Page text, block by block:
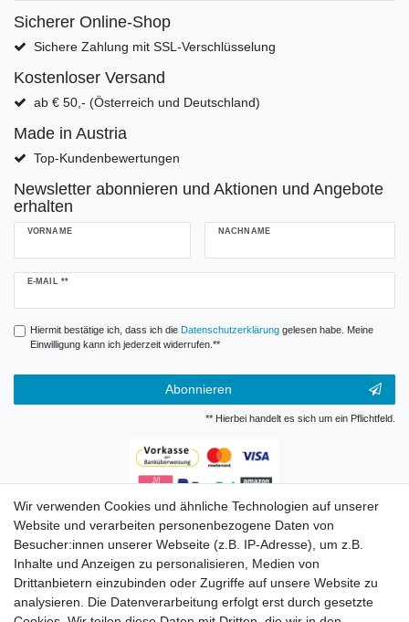
Sicherer Online-Shop
Sichere Zahlung mit SSL-Verschlüsselung
Kostenloser Versand
ab € 50,- (Österreich und Deutschland)
Made in Austria
Top-Kundenbewertungen
Newsletter abonnieren und Aktionen und Angebote
erhalten
VORNAME NACHNAME
E-MAIL **
Newsletter
Hiermit bestätige ich, dass ich die Daten­schutz­erklärunggelesen habe. Meine
Einwilligung kann ich jederzeit widerrufen.**
Abonnieren
** Hierbei handelt es sich um ein Pflichtfeld.
Zahlungsarten
Wir verwenden Cookies und ähnliche Technologien auf unserer
Website und verarbeiten personenbezogene Daten von
Besucher:innen unserer Webseite (z.B. IP-Adresse), um z.B.
Inhalte und Anzeigen zu personalisieren, Medien von
Drittanbietern einzubinden oder Zugriffe auf unsere Website zu
analysieren. Die Datenverarbeitung erfolgt erst durch gesetzte